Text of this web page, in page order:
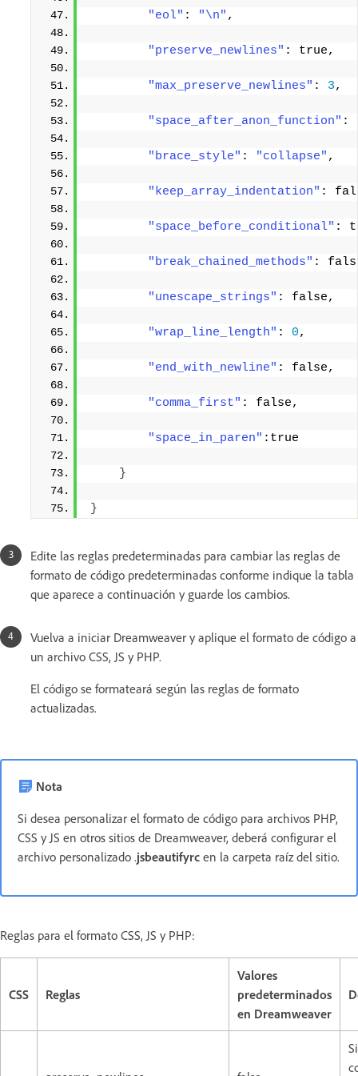
"eol" : "\n" ,
"preserve_newlines" : true,
"max_preserve_newlines" : 3,
"space_after_anon_function" :
"brace_style" : "collapse" ,
"keep_array_indentation" :
"space_before_conditional" :
"break_chained_methods" :
"unescape_strings" : false,
"wrap_line_length" : 0,
"end_with_newline" : false,
"comma_first" : false,
"space_in_paren" :true
}
}
Edite las reglas predeterminadas para cambiar las reglas de
formato de código predeterminadas conforme indique la tabla
que aparece a continuación y guarde los cambios.
Vuelva a iniciar Dreamweaver y aplique el formato de código a
un archivo CSS, JS y PHP.
El código se formateará según las reglas de formato
actualizadas.
Nota
Si desea personalizar el formato de código para archivos PHP,
CSS y JS en otros sitios de Dreamweaver, deberá configurar el
archivo personalizado .jsbeautifyrc en la carpeta raíz del sitio.
Reglas para el formato CSS, JS y PHP:
CSS Reglas
Valores
predeterminados
en Dreamweaver